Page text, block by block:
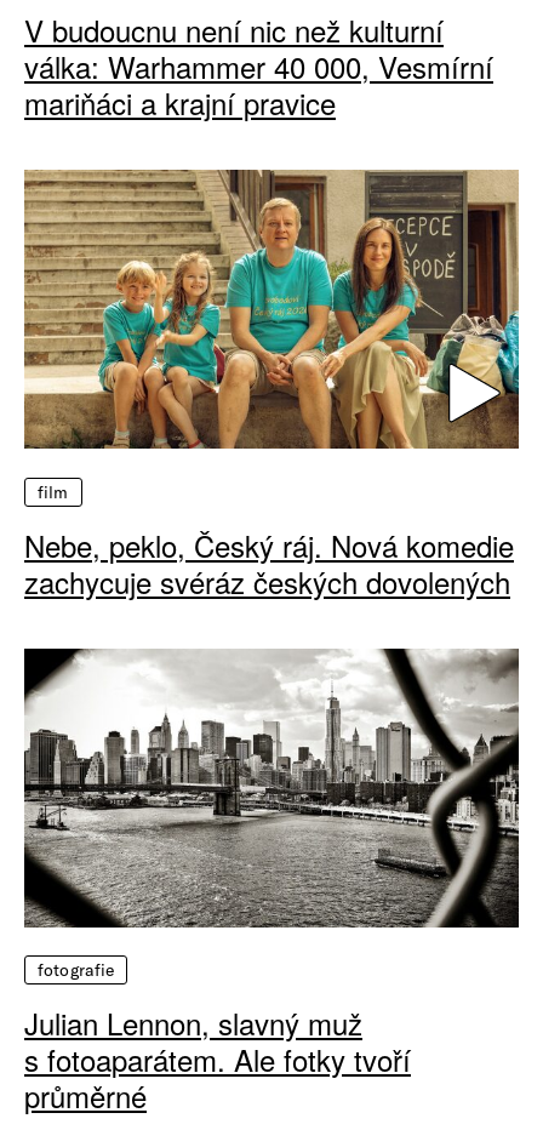
V budoucnu není nic než kulturní
válka: Warhammer 40 000, Vesmírní
mariňáci a krajní pravice
film
Nebe, peklo, Český ráj. Nová komedie
zachycuje svéráz českých dovolených
fotografie
Julian Lennon, slavný muž
s fotoaparátem. Ale fotky tvoří
průměrné